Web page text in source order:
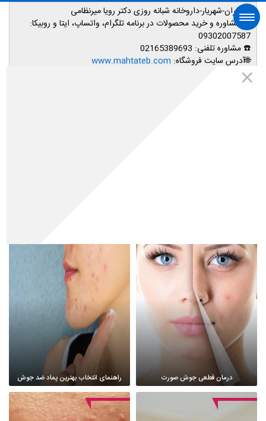
📌تهران-شهریار-داروخانه شبانه روزی دکتر رویا میرنظامی
📱مشاوره و خرید محصولات در برنامه تلگرام، واتساپ، ایتا و روبیکا:
09302007587
☎️ مشاوره تلفنی:
🌐آدرس سایت فروشگاه: www.mahtateb.com
درمان قطعی جوش صورت راهنمای انتخاب بهترین پماد ضد جوش